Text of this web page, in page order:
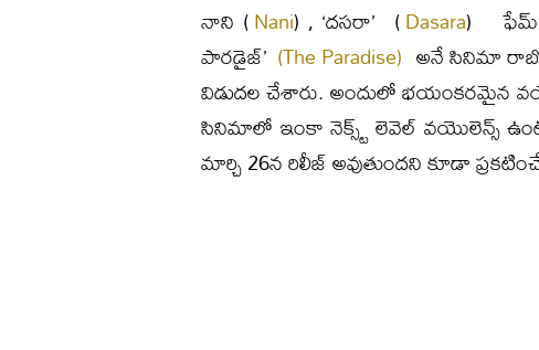
నాని (Nani) , ‘దసరా’ (Dasara) ఫేమ్
పారడైజ్’ (The Paradise) అనే సినిమా
విడుదల చేశారు. అందులో భయంకరమైన
సినిమాలో ఇంకా నెక్స్ట్ లెవెల్ వయొలెన్స్
మార్చి 26న రిలీజ్ అవుతుందని కూడా